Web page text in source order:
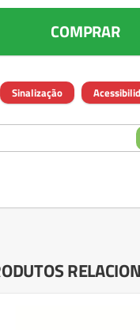
COMPRAR
Sinalização